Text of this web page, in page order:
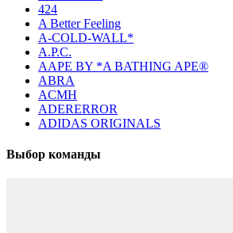
424
A Better Feeling
A-COLD-WALL*
A.P.C.
AAPE BY *A BATHING APE®
ABRA
ACMH
ADERERROR
ADIDAS ORIGINALS
Выбор команды